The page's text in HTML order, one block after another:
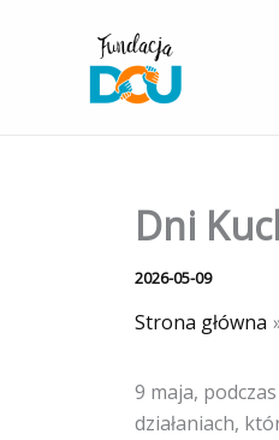
Dni
2026-05-09
Strona główna
9 maja,
działaniach,